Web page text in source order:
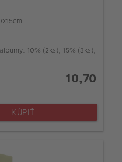
10% (2ks), 15% (3ks),
10,70
KÚPIŤ